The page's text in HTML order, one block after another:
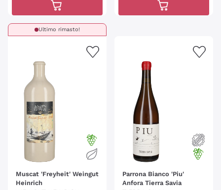
Ultimo rimasto!
Muscat 'Freyheit' Weingut
Heinrich
Parrona Bianco 'Piu'
Anfora Tierra Savia